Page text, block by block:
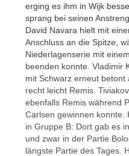
erging es ihm in Wijk
sprang bei seinen
David Navara hielt mit
Anschluss an die Spitze,
Niederlagenserie mit
beenden konnte. Vladimir
mit Schwarz erneut
recht leicht Remis.
ebenfalls Remis während
Carlsen gewinnen konnte.
in Gruppe B: Dort gab es
und zwar in der Partie
längste Partie des Tages.